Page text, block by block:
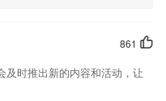
861
及时推出新的内容和活动，让